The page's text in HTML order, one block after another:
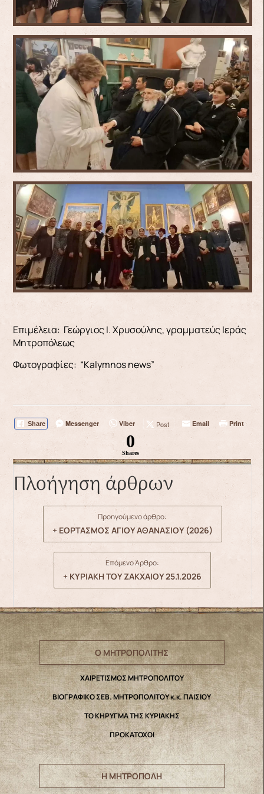
Επιμέλεια: Γεώργιος Ι. Χρυσούλης, γραμματεύς Ιεράς
Μητροπόλεως
Φωτογραφίες: “Kalymnos news”
Share Messenger Viber Post Email Print
0
Shares
Πλοήγηση άρθρων
Προηγούμενο άρθρο:
+ ΕΟΡΤΑΣΜΟΣ ΑΓΙΟΥ ΑΘΑΝΑΣΙΟΥ (2026)
Επόμενο Άρθρο:
+ ΚΥΡΙΑΚΗ ΤΟΥ ΖΑΚΧΑΙΟΥ 25.1.2026
Ο ΜΗΤΡΟΠΟΛΙΤΗΣ
ΧΑΙΡΕΤΙΣΜΟΣ ΜΗΤΡΟΠΟΛΙΤΟΥ
ΒΙΟΓΡΑΦΙΚΟ ΣΕΒ. ΜΗΤΡΟΠΟΛΙΤΟΥ κ.κ. ΠΑΙΣΙΟΥ
ΤΟ ΚΗΡΥΓΜΑ ΤΗΣ ΚΥΡΙΑΚΗΣ
ΠΡΟΚΑΤΟΧΟΙ
Η ΜΗΤΡΟΠΟΛΗ